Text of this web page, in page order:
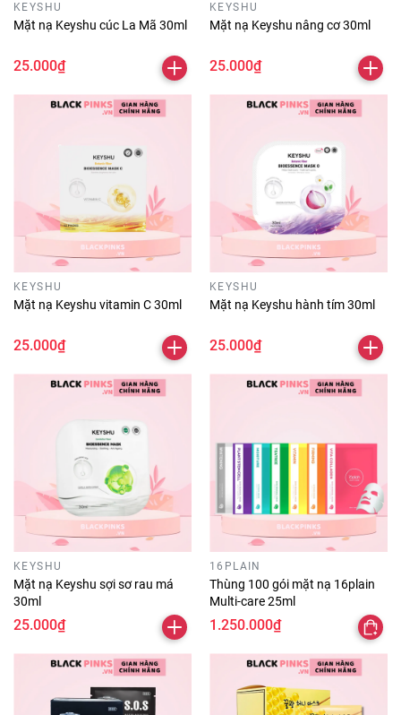
KEYSHU
Mặt nạ Keyshu cúc La Mã 30ml
25.000₫
KEYSHU
Mặt nạ Keyshu nâng cơ 30ml
25.000₫
KEYSHU
Mặt nạ Keyshu vitamin C 30ml
25.000₫
KEYSHU
Mặt nạ Keyshu hành tím 30ml
25.000₫
KEYSHU
Mặt nạ Keyshu sợi sơ rau má
30ml
25.000₫
16PLAIN
Thùng 100 gói mặt nạ 16plain
Multi-care 25ml
1.250.000₫